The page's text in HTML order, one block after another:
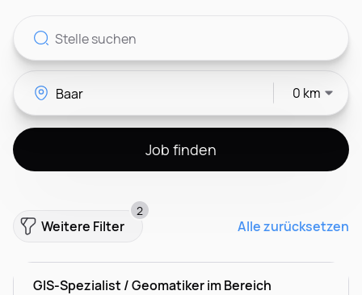
CH
0 km
Job finden
Weitere Filter
2
Alle zurücksetzen
GIS-Spezialist / Geomatiker im Bereich